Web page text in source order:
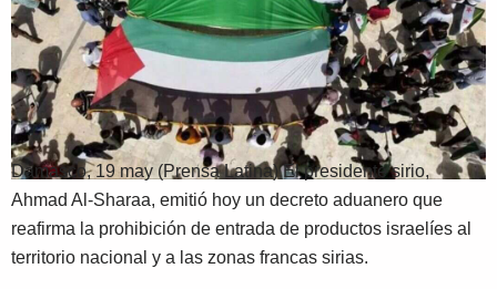
Damasco, 19 may (Prensa Latina) El presidente sirio,
Ahmad Al-Sharaa, emitió hoy un decreto aduanero que
reafirma la prohibición de entrada de productos israelíes al
territorio nacional y a las zonas francas sirias.